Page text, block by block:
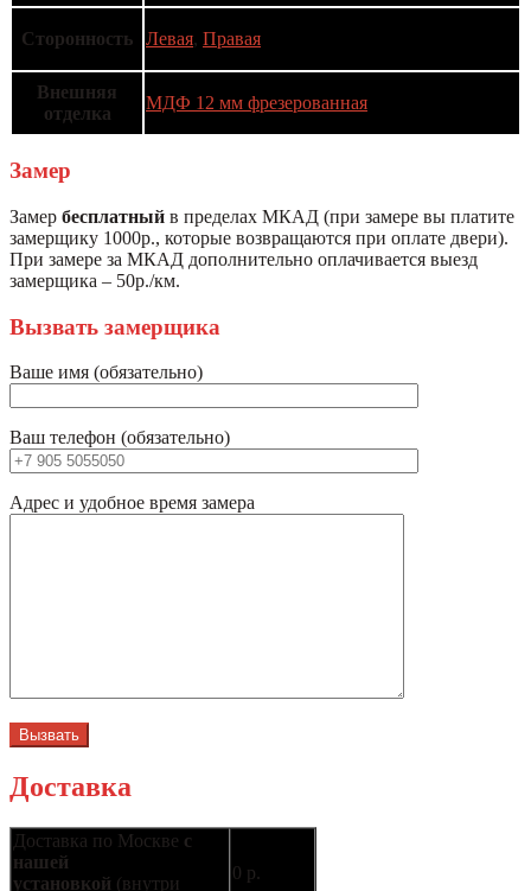
Сторонность Левая, Правая
Внешняя
отделка
МДФ 12 мм фрезерованная
Замер
Замер бесплатный в пределах МКАД (при замере вы платите
замерщику 1000р., которые возвращаются при оплате двери).
При замере за МКАД дополнительно оплачивается выезд
замерщика – 50р./км.
Вызвать замерщика
Ваше имя (обязательно)
Ваш телефон (обязательно)
Адрес и удобное время замера
Доставка
Доставка по Москве с
нашей
установкой (внутри
0 р.